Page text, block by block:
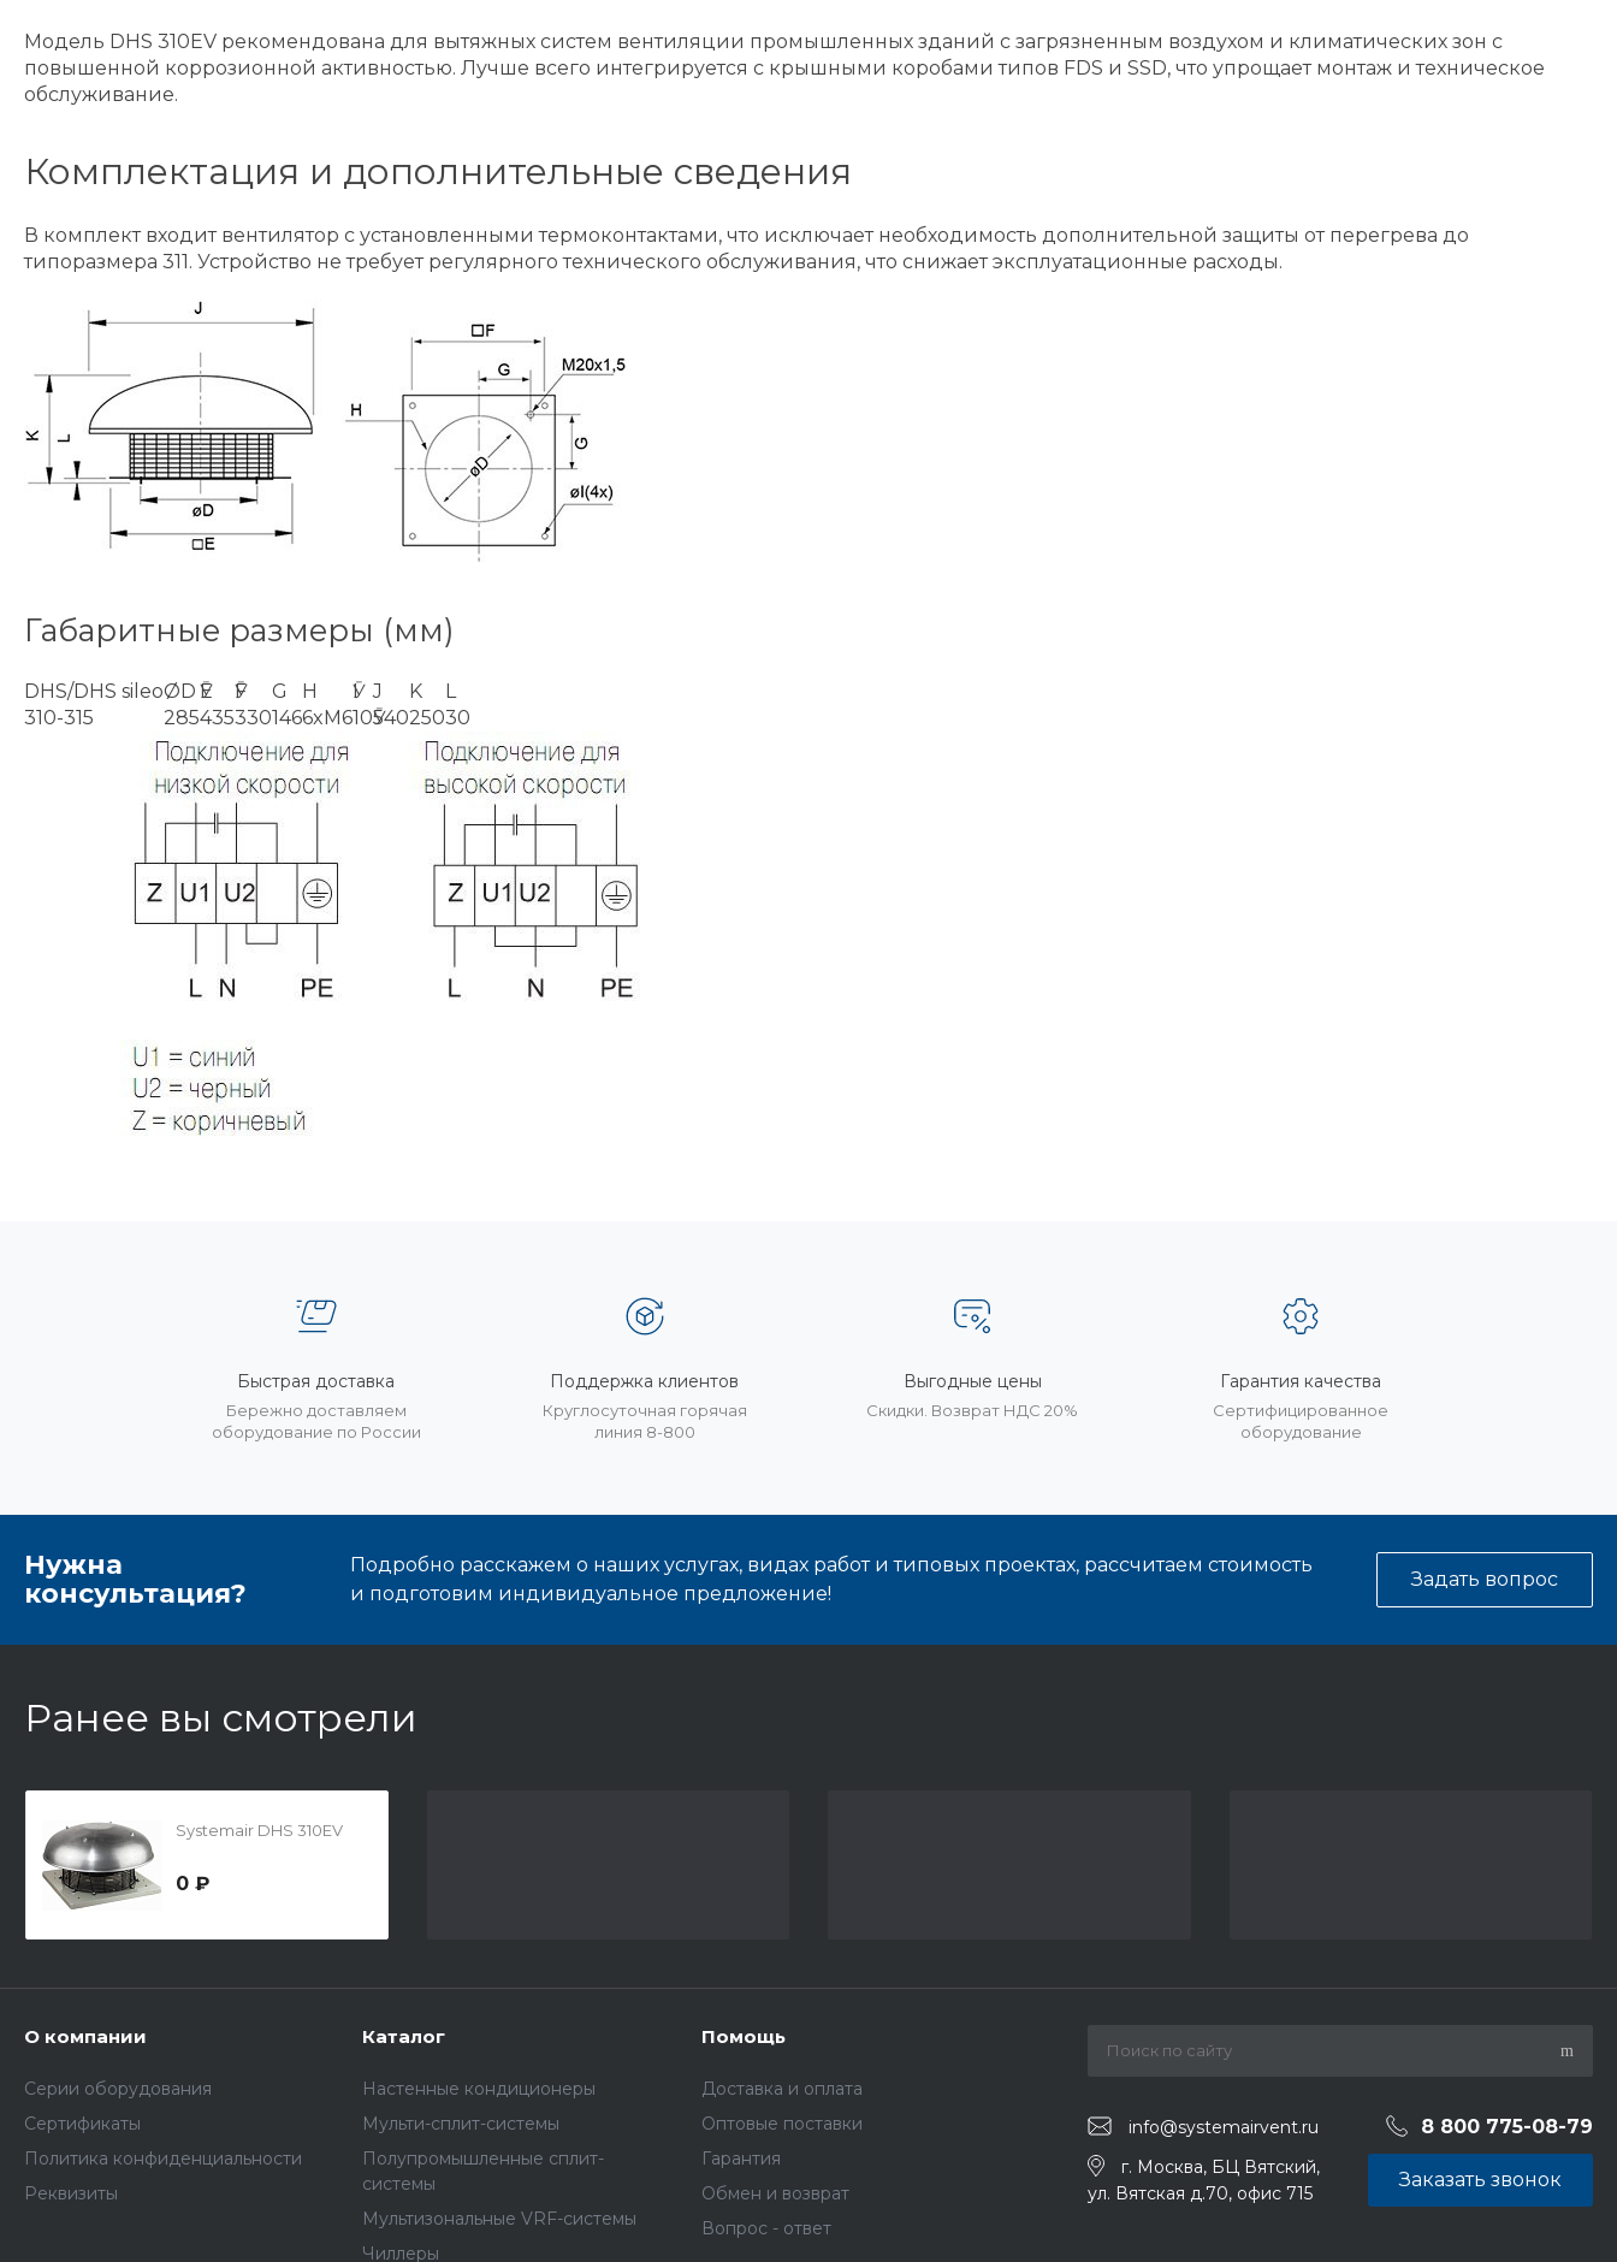
Модель DHS 310EV рекомендована для вытяжных систем вентиляции промышленных зданий с загрязненным воздухом и климатических зон с
повышенной коррозионной активностью. Лучше всего интегрируется с крышными коробами типов FDS и SSD, что упрощает монтаж и техническое
обслуживание.
Комплектация и дополнительные сведения
В комплект входит вентилятор с установленными термоконтактами, что исключает необходимость дополнительной защиты от перегрева до
типоразмера 311. Устройство не требует регулярного технического обслуживания, что снижает эксплуатационные расходы.
Габаритные размеры (мм)
DHS/DHS sileoØD ӮE ӮF G H ӮI J K
L
310-315
2854353301466xM610Ӯ54025030
Быстрая доставка
Бережно доставляем
оборудование по России
Поддержка клиентов
Круглосуточная горячая
линия 8-800
Выгодные цены
Скидки. Возврат НДС 20%
Гарантия качества
Сертифицированное
оборудование
Нужна
консультация?
Подробно расскажем о наших услугах, видах работ и типовых проектах, рассчитаем стоимость
и подготовим индивидуальное предложение!
Задать вопрос
Ранее вы смотрели
Systemair DHS 310EV
0 ₽
О компании
Серии оборудования
Сертификаты
Политика конфиденциальности
Реквизиты
Каталог
Настенные кондиционеры
Мульти-сплит-системы
Полупромышленные сплит-
системы
Мультизональные VRF-системы
Чиллеры
Помощь
Доставка и оплата
Оптовые поставки
Гарантия
Обмен и возврат
Вопрос - ответ
info@systemairvent.ru 8 800 775-08-79
г. Москва, БЦ Вятский,
ул. Вятская д.70, офис 715
Заказать звонок